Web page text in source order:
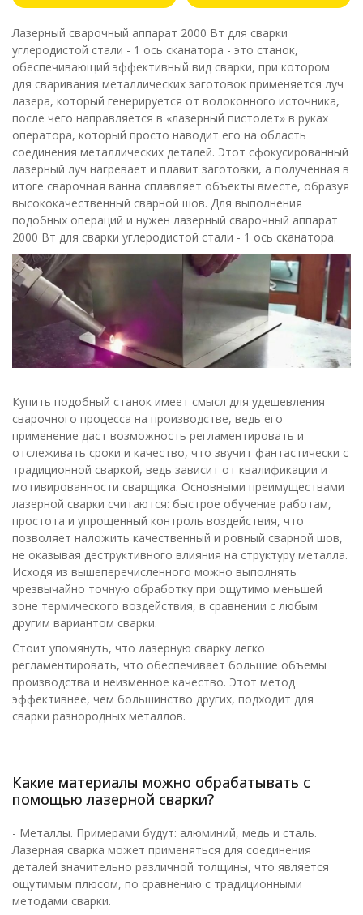
Лазерный сварочный аппарат 2000 Вт для сварки
углеродистой стали - 1 ось сканатора - это станок,
обеспечивающий эффективный вид сварки, при котором
для сваривания металлических заготовок применяется луч
лазера, который генерируется от волоконного источника,
после чего направляется в «лазерный пистолет» в руках
оператора, который просто наводит его на область
соединения металлических деталей. Этот сфокусированный
лазерный луч нагревает и плавит заготовки, а полученная в
итоге сварочная ванна сплавляет объекты вместе, образуя
высококачественный сварной шов. Для выполнения
подобных операций и нужен лазерный сварочный аппарат
2000 Вт для сварки углеродистой стали - 1 ось сканатора.
Купить подобный станок имеет смысл для удешевления
сварочного процесса на производстве, ведь его
применение даст возможность регламентировать и
отслеживать сроки и качество, что звучит фантастически с
традиционной сваркой, ведь зависит от квалификации и
мотивированности сварщика. Основными преимуществами
лазерной сварки считаются: быстрое обучение работам,
простота и упрощенный контроль воздействия, что
позволяет наложить качественный и ровный сварной шов,
не оказывая деструктивного влияния на структуру металла.
Исходя из вышеперечисленного можно выполнять
чрезвычайно точную обработку при ощутимо меньшей
зоне термического воздействия, в сравнении с любым
другим вариантом сварки.
Стоит упомянуть, что лазерную сварку легко
регламентировать, что обеспечивает большие объемы
производства и неизменное качество. Этот метод
эффективнее, чем большинство других, подходит для
сварки разнородных металлов.
Какие материалы можно обрабатывать с
помощью лазерной сварки?
- Металлы. Примерами будут: алюминий, медь и сталь.
Лазерная сварка может применяться для соединения
деталей значительно различной толщины, что является
ощутимым плюсом, по сравнению с традиционными
методами сварки.